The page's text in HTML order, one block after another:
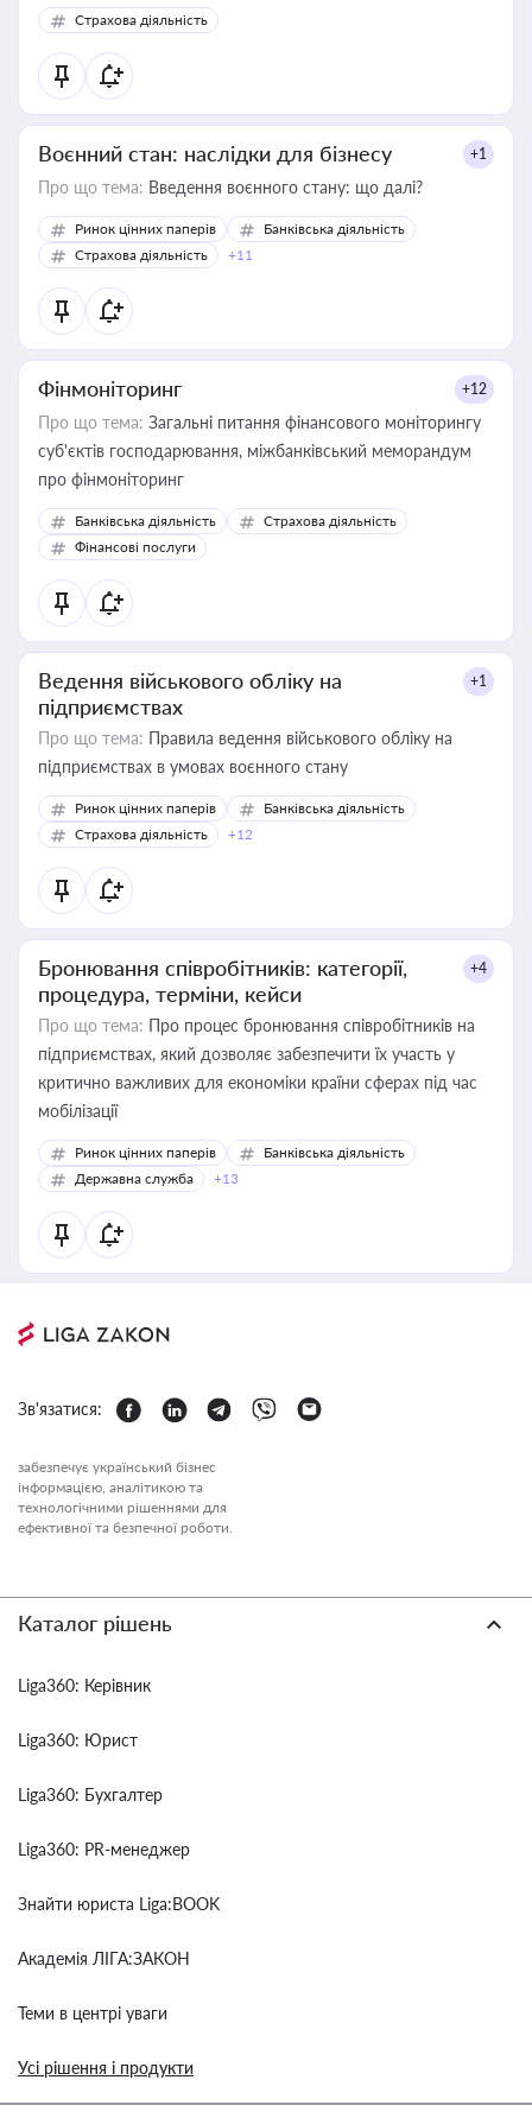
Страхова діяльність
Воєнний стан: наслідки для бізнесу +1
Про що тема: Введення воєнного стану: що далі?
Ринок цінних паперів
Банківська діяльність
Страхова діяльність
+11
Фінмоніторинг +12
Про що тема: Загальні питання фінансового моніторингу
суб'єктів господарювання, міжбанківський меморандум
про фінмоніторинг
Банківська діяльність
Страхова діяльність
Фінансові послуги
Ведення військового обліку на
підприємствах
+1
Про що тема: Правила ведення військового обліку на
підприємствах в умовах воєнного стану
Ринок цінних паперів
Банківська діяльність
Страхова діяльність
+12
Бронювання співробітників: категорії,
процедура, терміни, кейси
+4
Про що тема: Про процес бронювання співробітників на
підприємствах, який дозволяє забезпечити їх участь у
критично важливих для економіки країни сферах під час
мобілізації
Ринок цінних паперів
Банківська діяльність
Державна служба
+13
Зв'язатися:
забезпечує український бізнес
інформацією, аналітикою та
технологічними рішеннями для
ефективної та безпечної роботи.
Каталог рішень
Liga360: Керівник
Liga360: Юрист
Liga360: Бухгалтер
Liga360: PR-менеджер
Знайти юриста Liga:BOOK
Академія ЛІГА:ЗАКОН
Теми в центрі уваги
Усі рішення і продукти